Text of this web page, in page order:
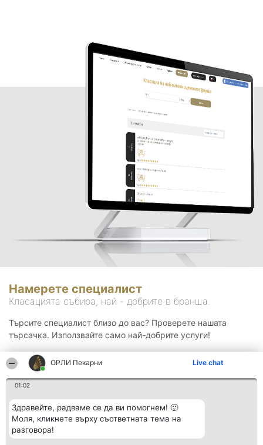
ОРЛИ Пекарни Live chat
01:02
Здравейте, радваме се да ви помогнем! 🙂
Моля, кликнете върху съответната тема на
разговора!
Намерете специалист
Класацията събира, най - добрите в бранша.
Търсите специалист близо до вас? Проверете нашата
търсачка. Използвайте само най-добрите услуги!